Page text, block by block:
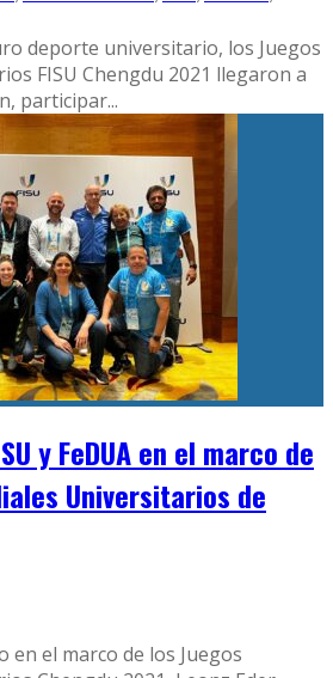
deporte universitario, los Juegos
FISU Chengdu 2021 llegaron a
participar...
y FeDUA en el marco de
Universitarios de
el marco de los Juegos